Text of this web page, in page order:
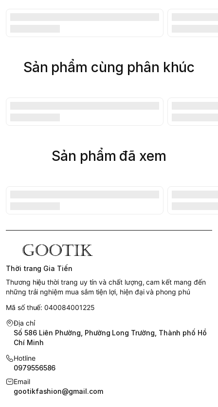
Sản phẩm cùng phân khúc
Sản phẩm đã xem
Thời trang Gia Tiến
Thương hiệu thời trang uy tín và chất lượng, cam kết mang đến
những trải nghiệm mua sắm tiện lợi, hiện đại và phong phú
Mã số thuế: 040084001225
Địa chỉ
Số 586 Liên Phường, Phường Long Trường, Thành phố Hồ
Chí Minh
Hotline
0979556586
Email
gootikfashion@gmail.com